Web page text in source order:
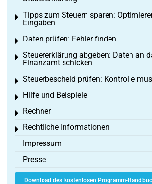
Tipps zum Steuern sparen:
Eingaben
Toggle menu
Daten prüfen: Fehler finden
Toggle menu
Steuererklärung abgeben: Daten an
Finanzamt schicken
Toggle menu
Steuerbescheid prüfen: Kontrolle
Toggle menu
Hilfe und Beispiele
Toggle menu
Rechner
Toggle menu
Rechtliche Informationen
Toggle menu
Impressum
Presse
Download des kostenlosen Programm-